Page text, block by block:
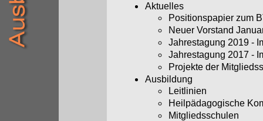
Aktuelles
Positionspapier zum
Neuer Vorstand
Jahrestagung 2019 -
Jahrestagung 2017 -
Projekte der
Ausbildung
Leitlinien
Heilpädagogische
Mitgliedsschulen